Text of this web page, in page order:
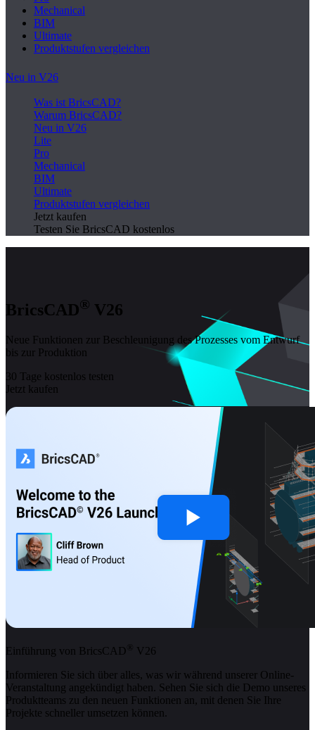
Mechanical
BIM
Ultimate
Produktstufen vergleichen
Neu in V26
Was ist BricsCAD?
Warum BricsCAD?
Neu in V26
Lite
Pro
Mechanical
BIM
Ultimate
Produktstufen vergleichen
Jetzt kaufen
Testen Sie BricsCAD kostenlos
BricsCAD® V26
Neue Funktionen zur Beschleunigung des Prozesses vom Entwurf
bis zur Produktion
30 Tage kostenlos testen
Jetzt kaufen
Einführung von BricsCAD ® V26
Informieren Sie sich über alles, was wir während unserer Online-
Veranstaltung angekündigt haben. Sehen Sie sich die Demo unseres
Produktteams zu den neuen Funktionen an, mit denen Sie Ihre
Projekte schneller umsetzen können.